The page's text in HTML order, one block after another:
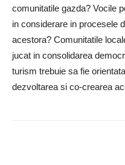
comunitatile gazda? Vocile
in considerare in procesele
acestora? Comunitatile
jucat in consolidarea
turism trebuie sa fie
dezvoltarea si co-crearea